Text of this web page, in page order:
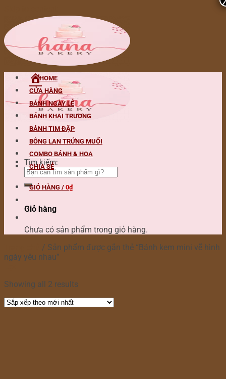
Tìm kiếm:
HOME
CỬA HÀNG
BÁNH NGÀY LỄ
BÁNH KHAI TRƯƠNG
BÁNH TIM ĐẬP
BÔNG LAN TRỨNG MUỐI
COMBO BÁNH & HOA
CHIA SẺ
GIỎ HÀNG / 0₫
Giỏ hàng
Chưa có sản phẩm trong giỏ hàng.
/ Sản phẩm được gắn thẻ “Bánh kem mini vẽ hình
ngày yêu nhau”
Showing all 2 results